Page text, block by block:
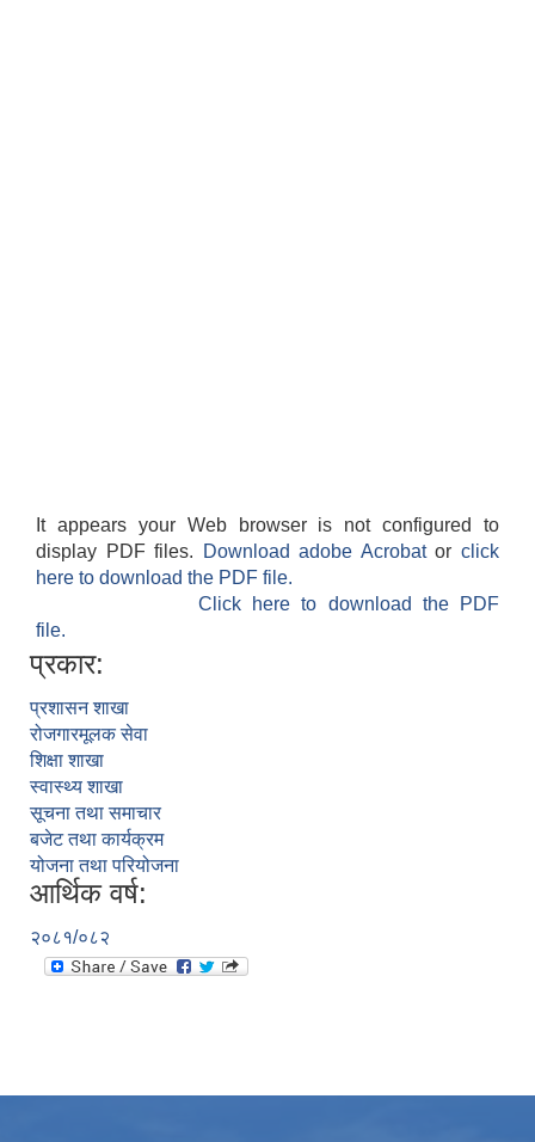
It appears your Web browser is not configured to
display PDF files.
Download adobe Acrobatorclick
here to download the PDF file.
Click here to download the PDF
file.
प्रकार:
प्रशासन शाखा
रोजगारमूलक सेवा
शिक्षा शाखा
स्वास्थ्य शाखा
सूचना तथा समाचार
बजेट तथा कार्यक्रम
योजना तथा परियोजना
आर्थिक वर्ष:
२०८१/०८२